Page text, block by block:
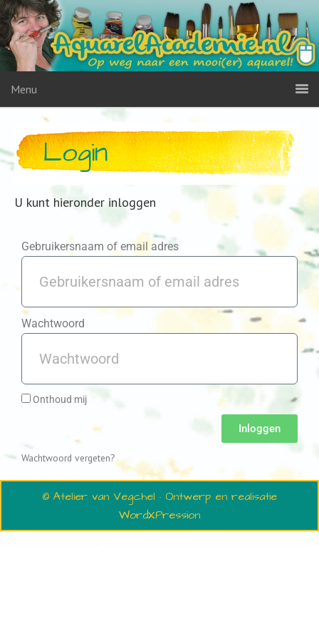
Menu
Login
U kunt hieronder inloggen
Gebruikersnaam of email adres
Wachtwoord
Onthoud mij
Inloggen
Wachtwoord vergeten?
© Atelier van Vegchel · Ontwerp en realisatie
WordXPression